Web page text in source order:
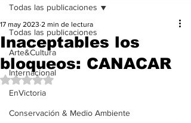
Todas las publicaciones
Arte&Cultura
Internacional
EnVictoria
Conservación & Medio Ambiente
Todas las publicaciones
Inaceptables los
bloqueos: CANACAR
17 may 2023 2 min de lectura
Obtuvo NaN de 5 estrellas.